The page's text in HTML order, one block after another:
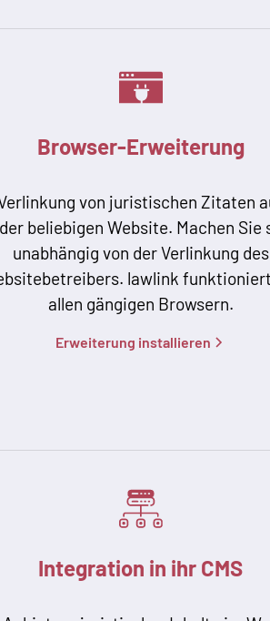
Browser-Erweiterung
von juristischen Zitaten
beliebigen Website. Machen Sie
unabhängig von der Verlinkung des
lawlink
allen gängigen Browsern.
Erweiterung installieren
Integration in ihr CMS